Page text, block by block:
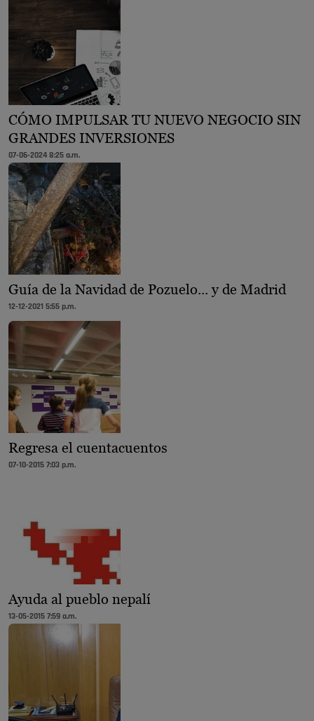
CÓMO IMPULSAR TU NUEVO NEGOCIO SIN
GRANDES INVERSIONES
07-06-2024 8:25 a.m.
Guía de la Navidad de Pozuelo... y de Madrid
12-12-2021 5:55 p.m.
Regresa el cuentacuentos
07-10-2015 7:03 p.m.
Ayuda al pueblo nepalí
13-05-2015 7:59 a.m.